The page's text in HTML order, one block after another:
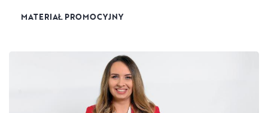
MATERIAŁ PROMOCYJNY